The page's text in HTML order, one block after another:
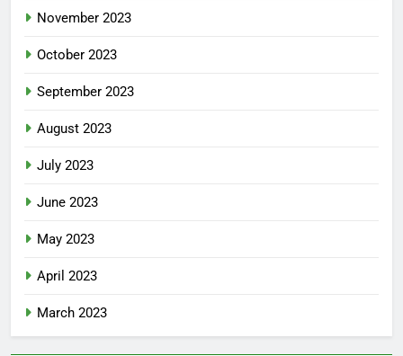
November 2023
October 2023
September 2023
August 2023
July 2023
June 2023
May 2023
April 2023
March 2023